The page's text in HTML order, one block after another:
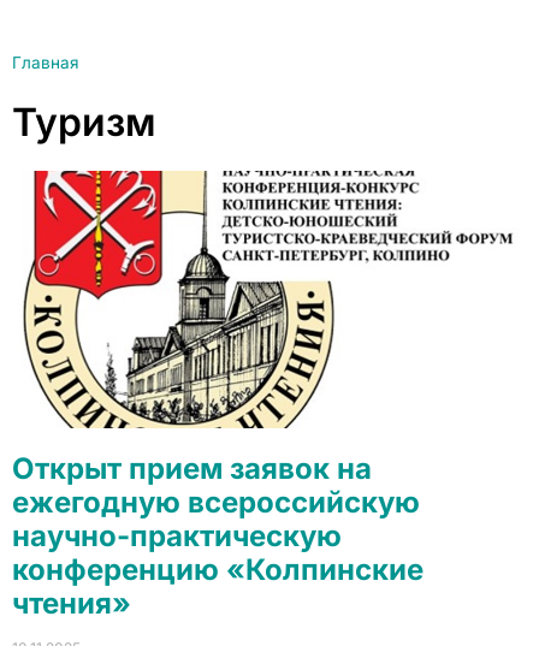
Главная
Туризм
Открыт прием заявок на
ежегодную всероссийскую
научно-практическую
конференцию «Колпинские
чтения»